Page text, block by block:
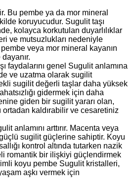
Bu pembe ya da mor mineral
koruyucudur. Sugulit taşı
kolayca korkutulan duyarlılıklar
ve mutsuzlukları nedeniyle
veya mor mineral kayanın
faydalarını genel Sugulit anlamına
ve uzatma olarak sugilit
sugilit değerli taşlar daha yüksek
gidermek için daha
giden bir sugilit yararı olan,
kaldırabilir ve cesaretiniz
anlamını arttırır. Macenta veya
sugilit güçlerine sahiptir. Koyu
kontrol altında tutarken nazik
romantik bir ilişkiyi güçlendirmek
koyu pembe Sugulit kristalleri,
aşkı vermek için